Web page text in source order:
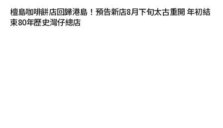
檀島咖啡餅店回歸港島！預告新店8月下旬太古重開 年初結
束80年歷史灣仔總店